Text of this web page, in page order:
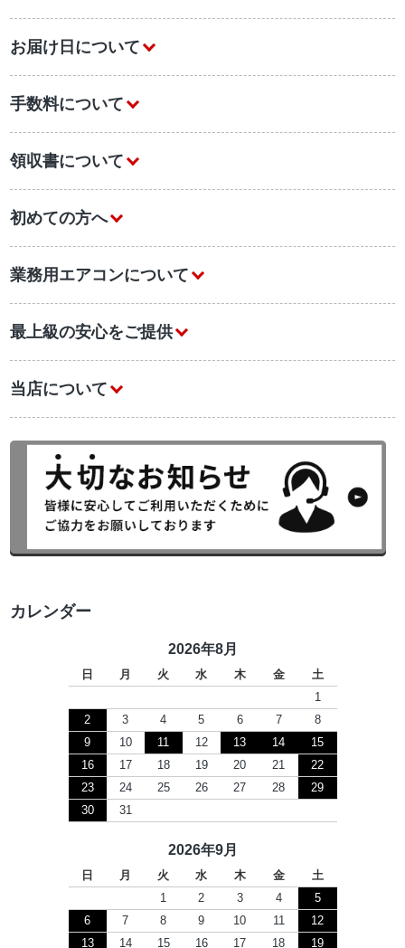
お届け日について
手数料について
領収書について
初めての方へ
業務用エアコンについて
最上級の安心をご提供
当店について
カレンダー
2026年8月
日 月 火 水 木 金
土
1
2
3 4 5 6 7
8
9
10 11 12 13 14
15
16
17 18 19 20 21
22
23
24 25 26 27 28
29
30
31
2026年9月
日 月 火 水 木 金
土
1
2 3 4
5
6
7 8 9 10 11
12
13
14 15 16 17 18 19